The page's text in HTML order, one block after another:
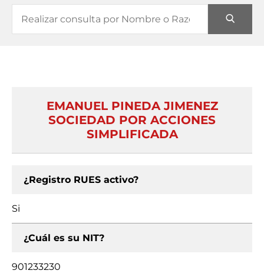
EMANUEL PINEDA JIMENEZ
SOCIEDAD POR ACCIONES
SIMPLIFICADA
¿Registro RUES activo?
Si
¿Cuál es su NIT?
901233230